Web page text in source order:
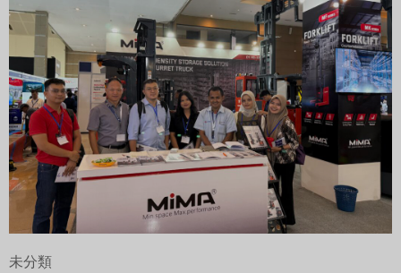
未分類